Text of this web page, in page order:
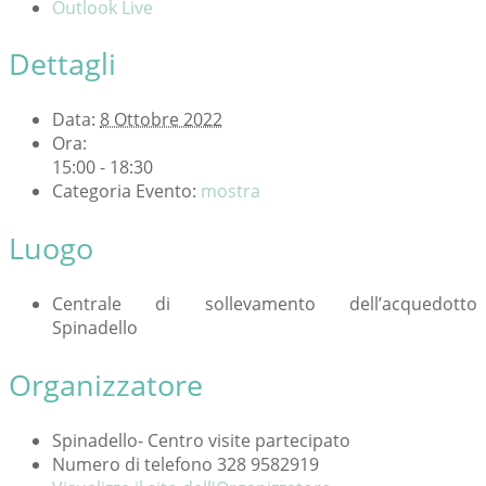
Outlook Live
Dettagli
Data: 8 Ottobre 2022
Ora:
15:00 - 18:30
Categoria Evento: mostra
Luogo
Centrale di sollevamento dell’acquedotto
Spinadello
Organizzatore
Spinadello- Centro visite partecipato
Numero di telefono 328 9582919